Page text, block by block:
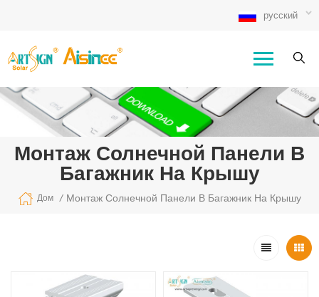
русский
Монтаж Солнечной Панели В
Багажник На Крышу
Дом / Монтаж Солнечной Панели В Багажник На Крышу